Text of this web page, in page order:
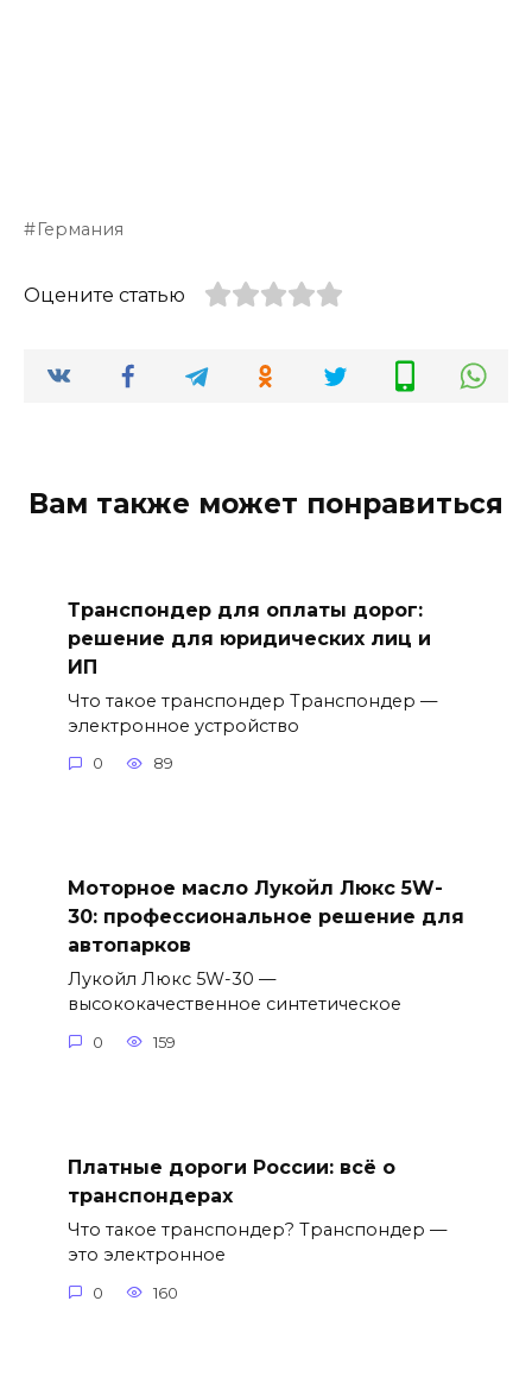
Германия
Оцените статью
Вам также может понравиться
Транспондер для оплаты дорог:
решение для юридических лиц и
ИП
Что такое транспондер Транспондер —
электронное устройство
0 89
Моторное масло Лукойл Люкс 5W-
30: профессиональное решение для
автопарков
Лукойл Люкс 5W-30 —
высококачественное синтетическое
0 159
Платные дороги России: всё о
транспондерах
Что такое транспондер? Транспондер —
это электронное
0 160